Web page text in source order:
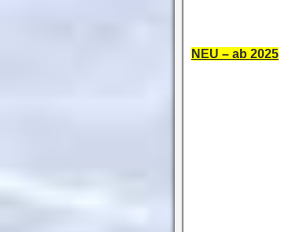
NEU – ab 2025